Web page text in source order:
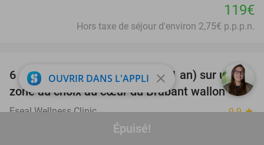
Épuisé!
119€
Hors taxe de séjour d'environ 2,75€ p.p.p.n.
86%
6 séances d'épilation au laser (1 an) sur une
zone au choix au cœur du Brabant wallon
Eseal Wellness Clinic 9.9star
OUVRIR DANS L'APPLI close